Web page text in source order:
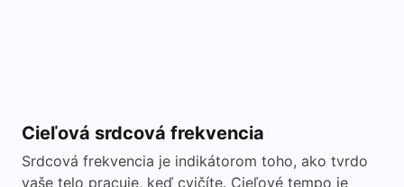
Cieľová srdcová frekvencia
Srdcová frekvencia je indikátorom toho, ako tvrdo
vaše telo pracuje, keď cvičíte. Cieľové tempo je